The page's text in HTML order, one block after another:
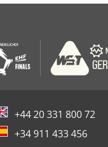
+44 20 331 800 72
+34 911 433 456